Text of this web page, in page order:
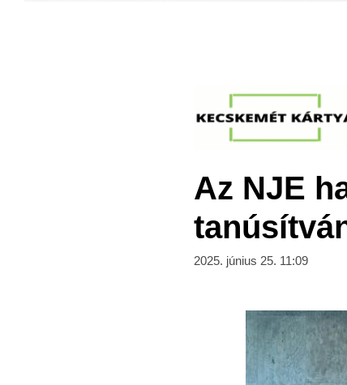
Az NJE
2025. június 25. 11:09